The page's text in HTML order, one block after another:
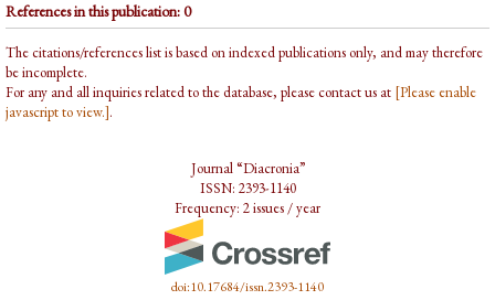
References in this publication: 0
The citations/references list is based on indexed publications only, and may therefore
be incomplete.
For any and all inquiries related to the database, please contact us at [Please enable
javascript to view.].
Journal “Diacronia”
ISSN: 2393-1140
Frequency: 2 issues / year
doi:10.17684/issn.2393-1140